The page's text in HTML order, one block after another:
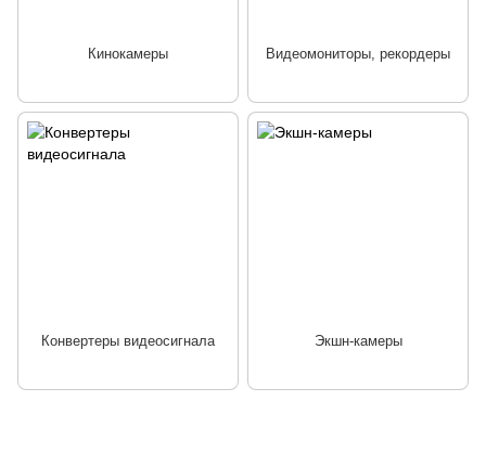
Кинокамеры Видеомониторы, рекордеры
Конвертеры видеосигнала Экшн-камеры